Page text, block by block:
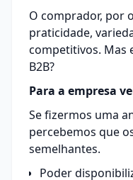
O comprador, por
praticidade,
competitivos. Mas
B2B?
Para a empresa
Se fizermos uma
percebemos que
semelhantes.
Poder